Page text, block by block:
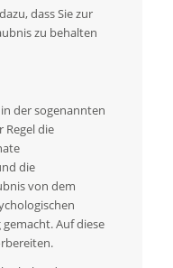
dass Sie zur
zu behalten
der sogenannten
die
die
von dem
Auf diese